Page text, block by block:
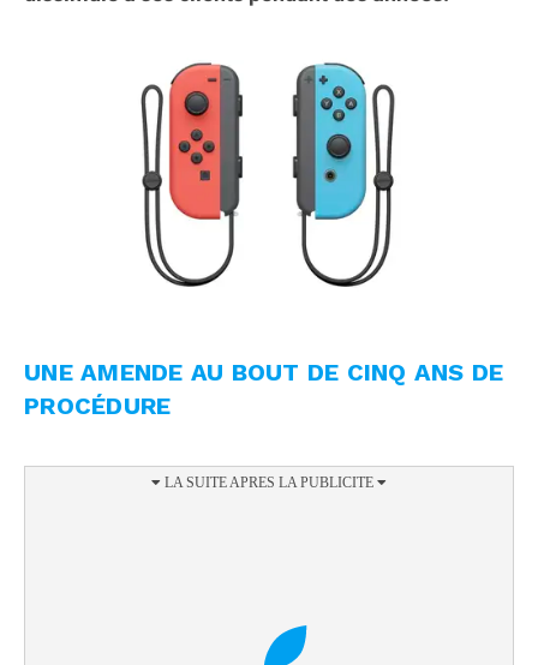
UNE AMENDE AU BOUT DE CINQ ANS DE
PROCÉDURE